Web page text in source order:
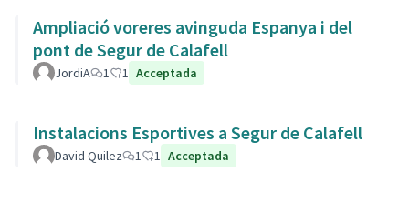
Ampliació voreres avinguda Espanya i del
pont de Segur de Calafell
JordiA 1 1 Acceptada
Instalacions Esportives a Segur de Calafell
David Quilez 1 1 Acceptada